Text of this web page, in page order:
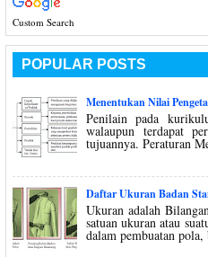
Custom Search
POPULAR POSTS
Menentukan Nilai
Penilain pada
walaupun terdapat
tujuannya. Peraturan
Daftar Ukuran Badan
Ukuran adalah
satuan ukuran atau
dalam pembuatan pola,